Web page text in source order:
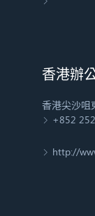
香港辦
香港尖沙咀
+852
http://